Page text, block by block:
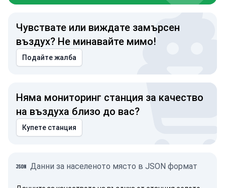
Чувствате или виждате замърсен
въздух? Не минавайте мимо!
Подайте жалба
Няма мониторинг станция за качество
на въздуха близо до вас?
Купете станция
Данни за населеното място в JSON формат